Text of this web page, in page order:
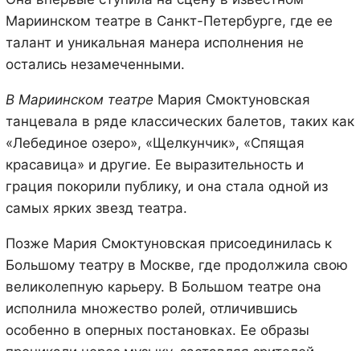
Мариинском театре в Санкт-Петербурге, где ее
талант и уникальная манера исполнения не
остались незамеченными.
В Мариинском театре Мария Смоктуновская
танцевала в ряде классических балетов, таких как
«Лебединое озеро», «Щелкунчик», «Спящая
красавица» и другие. Ее выразительность и
грация покорили публику, и она стала одной из
самых ярких звезд театра.
Позже Мария Смоктуновская присоединилась к
Большому театру в Москве, где продолжила свою
великолепную карьеру. В Большом театре она
исполнила множество ролей, отличившись
особенно в оперных постановках. Ее образы